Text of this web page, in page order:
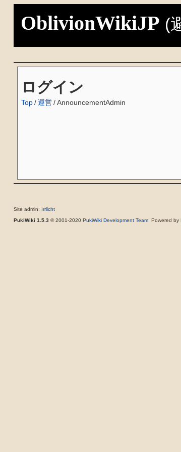
OblivionWikiJP (
ログイン
Top/運営/AnnouncementAdmin
Site admin: Irrlicht
PukiWiki 1.5.3 © 2001-2020 PukiWiki Development Team. Powered by